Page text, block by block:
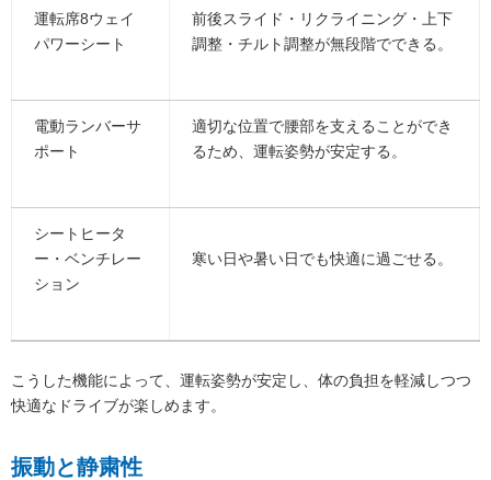
運転席8ウェイ
パワーシート
前後スライド・リクライニング・上下
調整・チルト調整が無段階でできる。
電動ランバーサ
ポート
適切な位置で腰部を支えることができ
るため、運転姿勢が安定する。
シートヒータ
ー・ベンチレー
ション
寒い日や暑い日でも快適に過ごせる。
こうした機能によって、運転姿勢が安定し、体の負担を軽減しつつ
快適なドライブが楽しめます。
振動と静粛性